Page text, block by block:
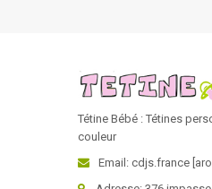
Tétine Bébé : Tétines
couleur
Email: cdjs.france